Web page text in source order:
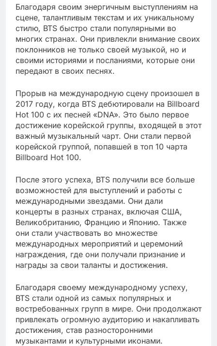
Благодаря своим энергичным выступлениям на
сцене, талантливым текстам и их уникальному
стилю, BTS быстро стали популярными во
многих странах. Они привлекли внимание своих
поклонников не только своей музыкой, но и
своими историями и посланиями, которые они
передают в своих песнях.
Прорыв на международную сцену произошел в
2017 году, когда BTS дебютировали на Billboard
Hot 100 с их песней «DNA». Это было первое
достижение корейской группы, входящей в этот
важный музыкальный чарт. Они стали первой
корейской группой, попавшей в топ 10 чарта
Billboard Hot 100.
После этого успеха, BTS получили все больше
возможностей для выступлений и работы с
международными звездами. Они дали
концерты в разных странах, включая США,
Великобританию, Францию и Японию. Также
они стали участвовать во множестве
международных мероприятий и церемоний
награждения, где они получали признание и
награды за свои таланты и достижения.
Благодаря своему международному успеху,
BTS стали одной из самых популярных и
востребованных групп в мире. Они продолжают
привлекать огромную аудиторию и накапливать
достижения, став разносторонними
музыкантами и культурными иконами.